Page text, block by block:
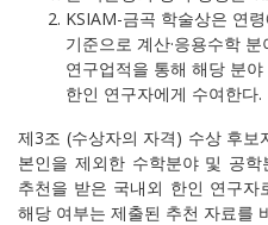
KSIAM-금곡 학술상은 연
기준으로 계산·응용수학
연구업적을 통해 해당 분
한인 연구자에게 수여한다.
제3조 (수상자의 자격) 수상 후보
본인을 제외한 수학분야 및 공
추천을 받은 국내외 한인 연구
해당 여부는 제출된 추천 자료를